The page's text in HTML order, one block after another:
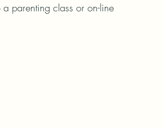
parenting class or on-line